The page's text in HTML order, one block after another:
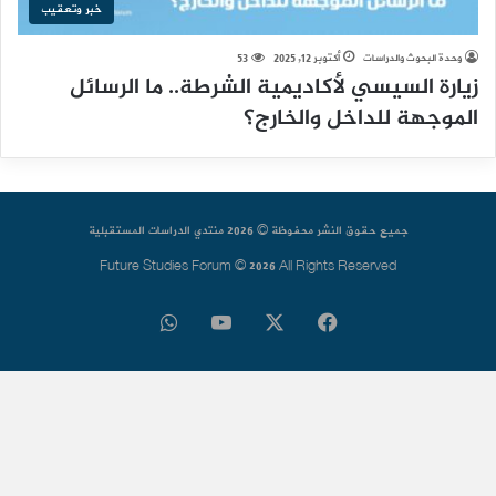
خبر وتعقيب
وحدة البحوث والدراسات أكتوبر 12, 2025 53
زيارة السيسي لأكاديمية الشرطة.. ما الرسائل
الموجهة للداخل والخارج؟
جميع حقوق النشر محفوظة © 2026 منتدي الدراسات المستقبلية
Future Studies Forum © 2026 All Rights Reserved
فيسبوك ‫YouTube